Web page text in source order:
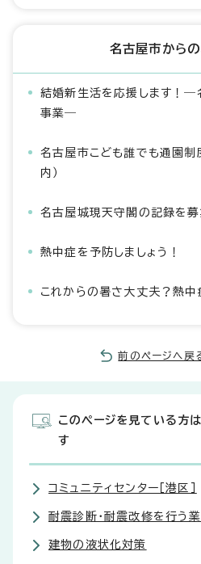
名古屋市から
結婚新生活を応援します！―
事業―
名古屋市こども誰でも通園制
内）
名古屋城現天守閣の記録を募
熱中症を予防しましょう！
これからの暑さ大丈夫？熱中
前のページへ戻
このページを見ている方
す
コミュニティセンター［港区］
耐震診断・耐震改修を行う
建物の液状化対策